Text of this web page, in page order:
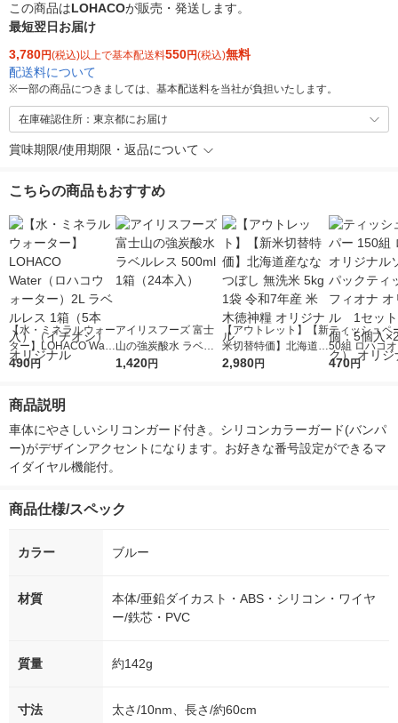
この商品はLOHACOが販売・発送します。
最短翌日お届け
3,780円(税込)以上で基本配送料550円(税込)無料
配送料について
※一部の商品につきましては、基本配送料を当社が負担いたします。
在庫確認住所：東京都にお届け
賞味期限/使用期限・返品について
こちらの商品もおすすめ
【水・ミネラルウォー
ター】LOHACO Wate
r（ロハコウォータ
シ） オリジナル
490円
アイリスフーズ 富士
山の強炭酸水 ラベル
レス 500ml 1箱（24
1,420円
【アウトレット】【新
米切替特価】北海道産
ななつぼし 無洗米 5k
2,980円
ティッシュペ
50組 ロハコ
ルソフトパッ
オリジナル
470円
商品説明
車体にやさしいシリコンガード付き。シリコンカラーガード(バンパ
ー)がデザインアクセントになります。お好きな番号設定ができるマ
イダイヤル機能付。
商品仕様/スペック
カラー ブルー
材質
本体/亜鉛ダイカスト・ABS・シリコン・ワイヤ
ー/鉄芯・PVC
質量 約142g
寸法 太さ/10nm、長さ/約60cm